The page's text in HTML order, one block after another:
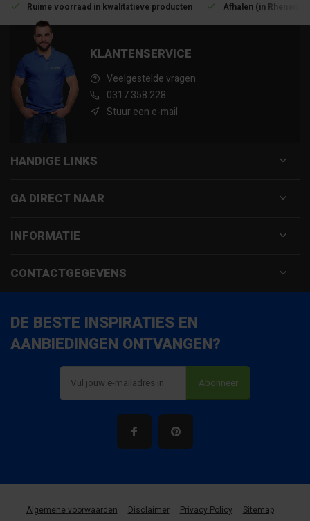
Ruime voorraad in kwalitatieve producten Afhalen (in Rhenen)
KLANTENSERVICE
Veelgestelde vragen
0317 358 228
Stuur een e-mail
HANDIGE LINKS
GA DIRECT NAAR
INFORMATIE
CONTACTGEGEVENS
DE BESTE INSPIRATIES EN
AANBIEDINGEN ONTVANGEN?
Abonneer
Algemene voorwaarden Disclaimer Privacy Policy Sitemap